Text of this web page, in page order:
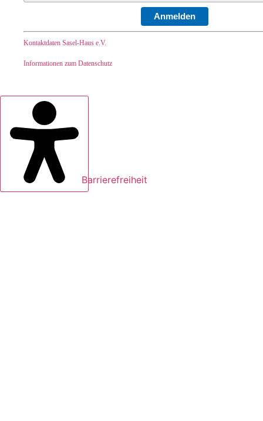
Anmelden
Kontaktdaten Sasel-Haus e.V.
Informationen zum Datenschutz
Barrierefreiheit